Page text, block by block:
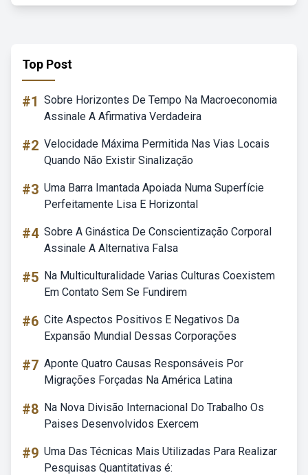
Top Post
#1 Sobre Horizontes De Tempo Na Macroeconomia
Assinale A Afirmativa Verdadeira
#2 Velocidade Máxima Permitida Nas Vias Locais
Quando Não Existir Sinalização
#3 Uma Barra Imantada Apoiada Numa Superfície
Perfeitamente Lisa E Horizontal
#4 Sobre A Ginástica De Conscientização Corporal
Assinale A Alternativa Falsa
#5 Na Multiculturalidade Varias Culturas Coexistem
Em Contato Sem Se Fundirem
#6 Cite Aspectos Positivos E Negativos Da
Expansão Mundial Dessas Corporações
#7 Aponte Quatro Causas Responsáveis Por
Migrações Forçadas Na América Latina
#8 Na Nova Divisão Internacional Do Trabalho Os
Paises Desenvolvidos Exercem
#9 Uma Das Técnicas Mais Utilizadas Para Realizar
Pesquisas Quantitativas é: